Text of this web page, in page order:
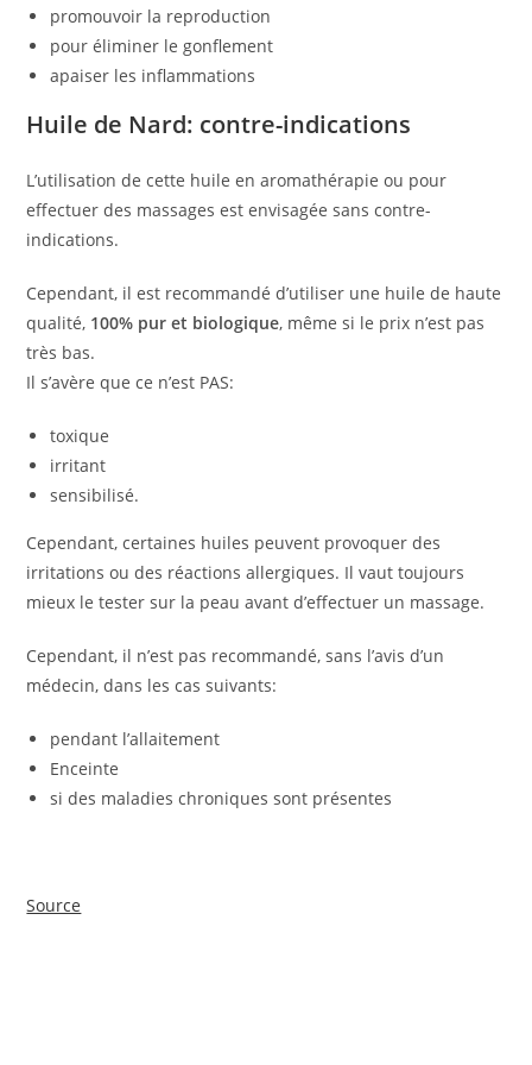
promouvoir la reproduction
pour éliminer le gonflement
apaiser les inflammations
Huile de Nard: contre-indications
L’utilisation de cette huile en aromathérapie ou pour
effectuer des massages est envisagée sans contre-
indications.
Cependant, il est recommandé d’utiliser une huile de haute
qualité, 100% pur et biologique, même si le prix n’est pas
très bas.
Il s’avère que ce n’est PAS:
toxique
irritant
sensibilisé.
Cependant, certaines huiles peuvent provoquer des
irritations ou des réactions allergiques. Il vaut toujours
mieux le tester sur la peau avant d’effectuer un massage.
Cependant, il n’est pas recommandé, sans l’avis d’un
médecin, dans les cas suivants:
pendant l’allaitement
Enceinte
si des maladies chroniques sont présentes
Source